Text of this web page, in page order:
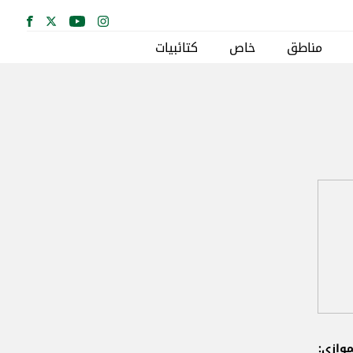
مناطق خاص كتائبيات